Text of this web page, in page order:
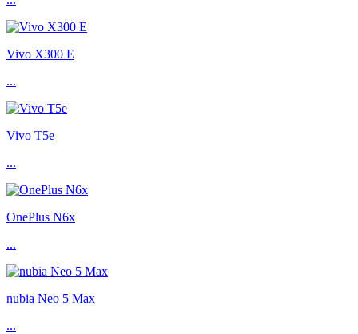
Vivo X300 E
...
Vivo T5e
...
OnePlus N6x
...
nubia Neo 5 Max
...